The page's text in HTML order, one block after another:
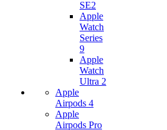
SE2
Apple
Watch
Series
9
Apple
Watch
Ultra 2
Apple
Airpods 4
Apple
Airpods Pro